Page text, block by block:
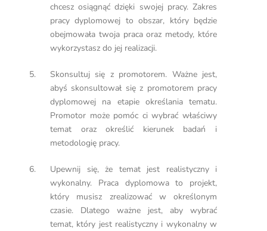
chcesz osiągnąć dzięki swojej pracy. Zakres
pracy dyplomowej to obszar, który będzie
obejmowała twoja praca oraz metody, które
wykorzystasz do jej realizacji.
Skonsultuj się z promotorem. Ważne jest,
abyś skonsultował się z promotorem pracy
dyplomowej na etapie określania tematu.
Promotor może pomóc ci wybrać właściwy
temat oraz określić kierunek badań i
metodologię pracy.
Upewnij się, że temat jest realistyczny i
wykonalny. Praca dyplomowa to projekt,
który musisz zrealizować w określonym
czasie. Dlatego ważne jest, aby wybrać
temat, który jest realistyczny i wykonalny w